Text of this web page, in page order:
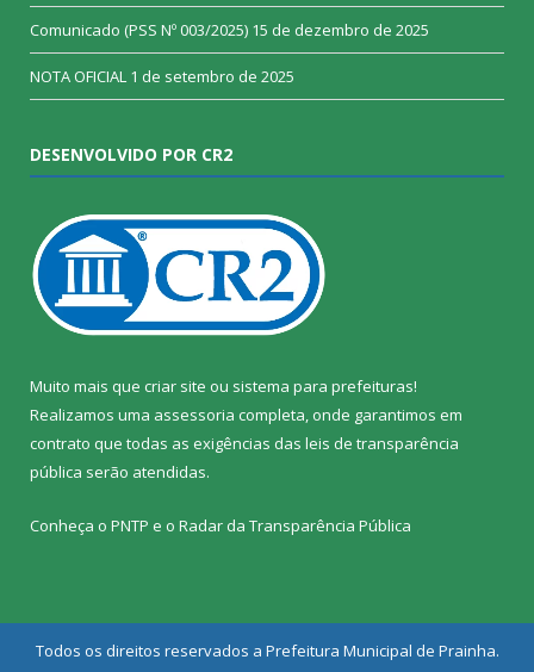
Comunicado (PSS Nº 003/2025) 15 de dezembro de 2025
NOTA OFICIAL 1 de setembro de 2025
DESENVOLVIDO POR CR2
Muito mais que criar site ou sistema para prefeituras!
Realizamos uma assessoria completa, onde garantimos em
contrato que todas as exigências das leis de transparência
pública serão atendidas.
Conheça o PNTP e o Radar da Transparência Pública
Todos os direitos reservados a Prefeitura Municipal de Prainha.